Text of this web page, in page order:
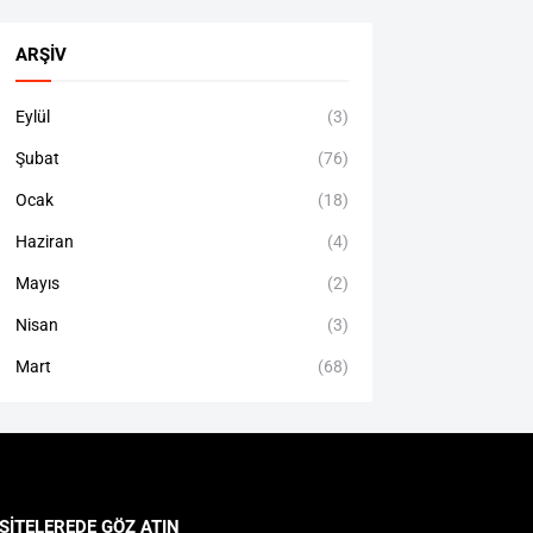
ARŞIV
Eylül (3)
Şubat (76)
Ocak (18)
Haziran (4)
Mayıs (2)
Nisan (3)
Mart (68)
GÖZ ATIN